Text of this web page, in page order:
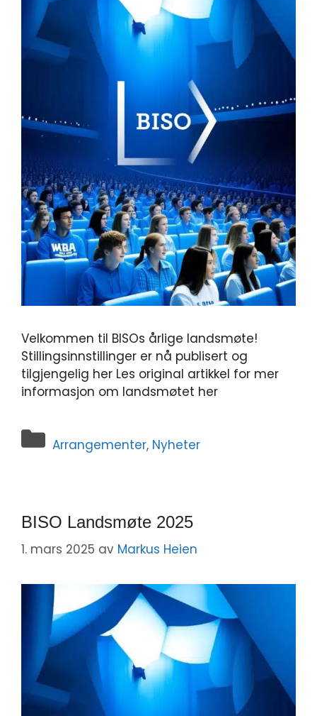
Velkommen til BISOs årlige landsmøte!
Stillingsinnstillinger er nå publisert og
tilgjengelig her Les original artikkel for mer
informasjon om landsmøtet her
Arrangementer, Nyheter
BISO Landsmøte 2025
1. mars 2025 av Markus Heien